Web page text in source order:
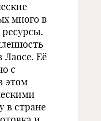
много в
Лаосе. Её
с
этом
в стране